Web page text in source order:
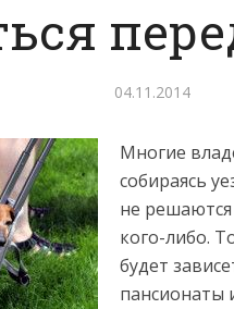
04.11.2014
Многие
собираясь
не
кого-либо.
будет
пансионаты